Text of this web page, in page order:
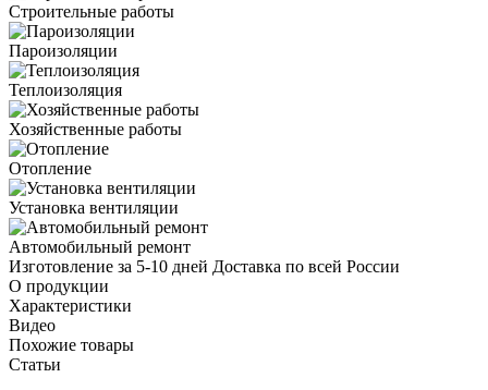
Строительные работы
Пароизоляции
Теплоизоляция
Хозяйственные работы
Отопление
Установка вентиляции
Автомобильный ремонт
Изготовление за 5-10 дней Доставка по всей России
О продукции
Характеристики
Видео
Похожие товары
Статьи